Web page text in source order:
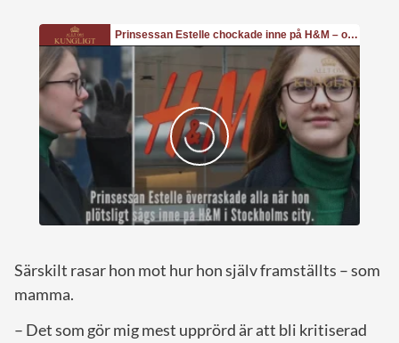
Särskilt rasar hon mot hur hon själv framställts – som
mamma.
– Det som gör mig mest upprörd är att bli kritiserad